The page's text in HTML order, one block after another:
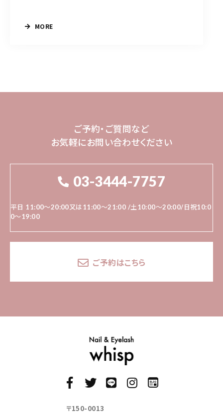
MORE
ご予約・ご質問など
お気軽にお問い合わせください
03-3444-7757
平日 11:00～20:00又は11:00〜21:00 /土10:00〜20:00/日祝10:0
0～19:00
ご予約はこちら
〒150-0013